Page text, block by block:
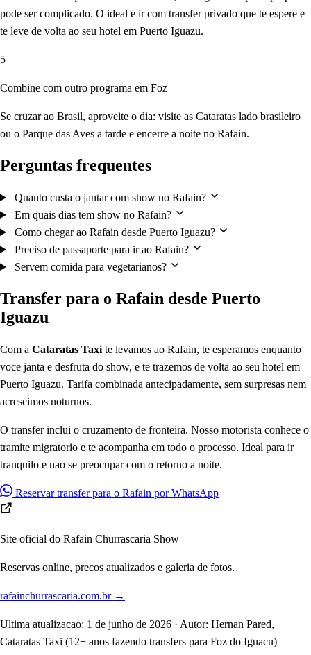
pode ser complicado. O ideal e ir com transfer privado que te espere e
te leve de volta ao seu hotel em Puerto Iguazu.
5
Combine com outro programa em Foz
Se cruzar ao Brasil, aproveite o dia: visite as Cataratas lado brasileiro
ou o Parque das Aves a tarde e encerre a noite no Rafain.
Perguntas frequentes
Quanto custa o jantar com show no Rafain?
Em quais dias tem show no Rafain?
Como chegar ao Rafain desde Puerto Iguazu?
Preciso de passaporte para ir ao Rafain?
Servem comida para vegetarianos?
Transfer para o Rafain desde Puerto
Iguazu
Com a Cataratas Taxi te levamos ao Rafain, te esperamos enquanto
voce janta e desfruta do show, e te trazemos de volta ao seu hotel em
Puerto Iguazu. Tarifa combinada antecipadamente, sem surpresas nem
acrescimos noturnos.
O transfer inclui o cruzamento de fronteira. Nosso motorista conhece o
tramite migratorio e te acompanha em todo o processo. Ideal para ir
tranquilo e nao se preocupar com o retorno a noite.
Reservar transfer para o Rafain por WhatsApp
Site oficial do Rafain Churrascaria Show
Reservas online, precos atualizados e galeria de fotos.
rafainchurrascaria.com.br →
Ultima atualizacao: 1 de junho de 2026 · Autor: Hernan Pared,
Cataratas Taxi (12+ anos fazendo transfers para Foz do Iguacu)